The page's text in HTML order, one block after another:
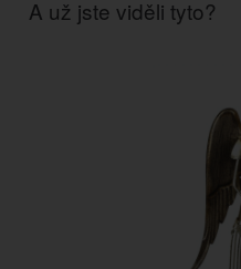
A už jste viděli tyto?